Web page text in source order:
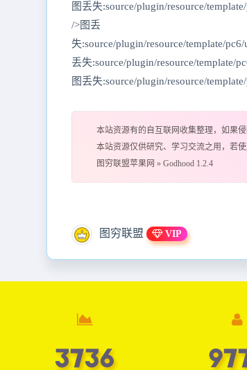
图丢失:source/plugin/resource/
/>图丢
失:source/plugin/resource/template/
丢失:source/plugin/resource/template/
图丢失:source/plugin/resource/
本站资源有的自互联网收集整理，如果
本站资源仅供研究、学习交流之用，若
图穷联盟苹果网 » Godhood 1.2.4
图穷联盟 VIP
3756